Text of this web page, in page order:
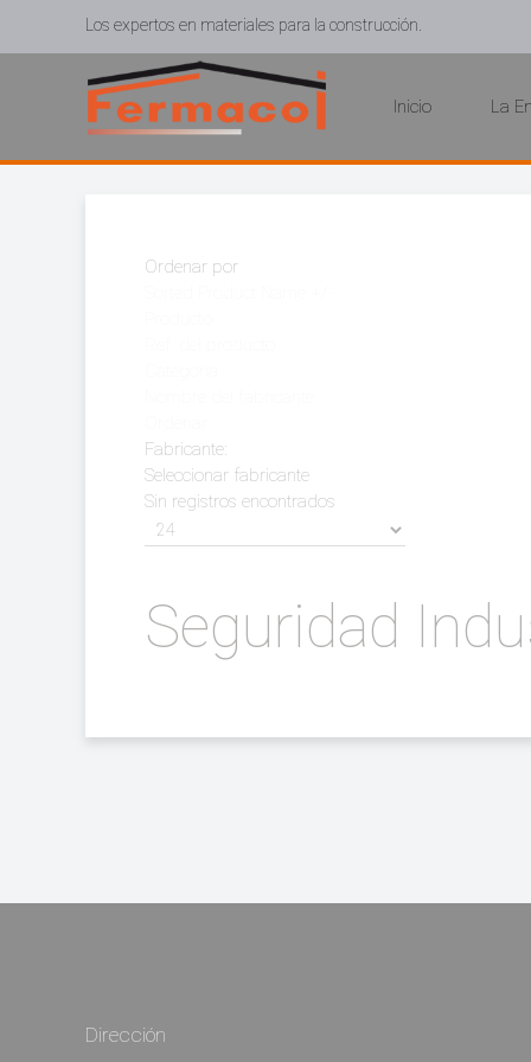
Los expertos en materiales para la construcción.
Inicio La
Ordenar por
Fabricante:
Seleccionar fabricante
Sin registros encontrados
Seguridad
Dirección